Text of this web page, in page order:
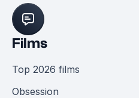
Films
Top 2026 films
Obsession